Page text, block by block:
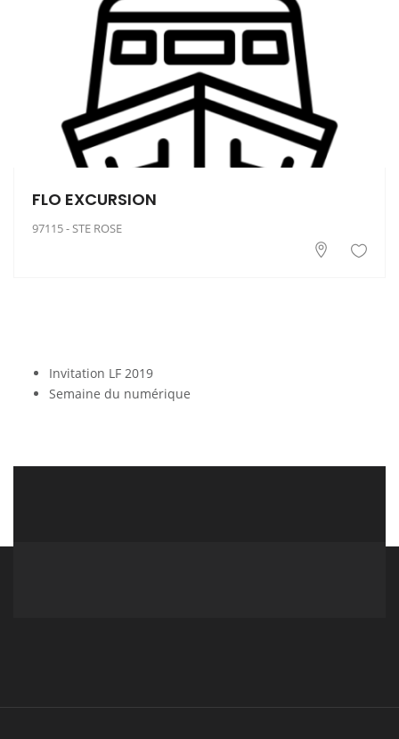
FLO EXCURSION
97115 - STE ROSE
Invitation LF 2019
Semaine du numérique